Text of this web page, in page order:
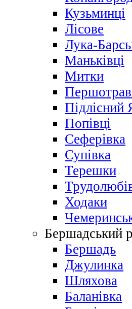
Кузьминці
Лісове
Лука-
Маньківці
Митки
Підлісний
Попівці
Сеферівка
Супівка
Терешки
Ходаки
Бершадський
Бершадь
Джулинка
Шляхова
Баланівка